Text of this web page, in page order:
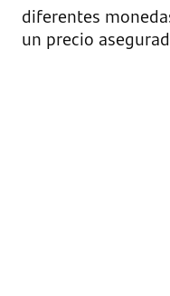
diferentes
un precio